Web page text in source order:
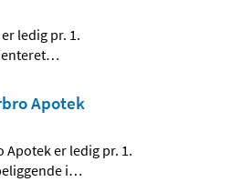
ledig pr. 1.
…
Apotek
er ledig pr. 1.
i…